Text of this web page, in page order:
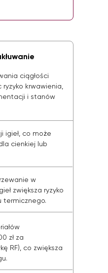
igieł, co może
cienkiej lub
zł za
RF), co zwiększa
w
zwiększa ryzyko
termicznego.
ciągłości
ryzyko krwawienia,
i stanów